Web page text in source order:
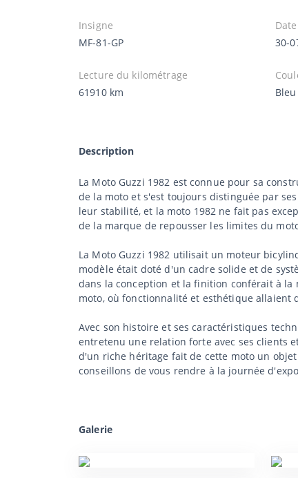
Insigne
MF-81-GP
30-
Lecture du kilométrage
61910 km
Bleu
Description
La Moto Guzzi 1982 est connue pour sa
de la moto et s'est toujours distinguée par
leur stabilité, et la moto 1982 ne fait pas
de la marque de repousser les limites du
La Moto Guzzi 1982 utilisait un moteur
modèle était doté d'un cadre solide et de
dans la conception et la finition conférait à la
moto, où fonctionnalité et esthétique allaient
Avec son histoire et ses caractéristiques
entretenu une relation forte avec ses clients
d'un riche héritage fait de cette moto un
conseillons de vous rendre à la journée
Galerie